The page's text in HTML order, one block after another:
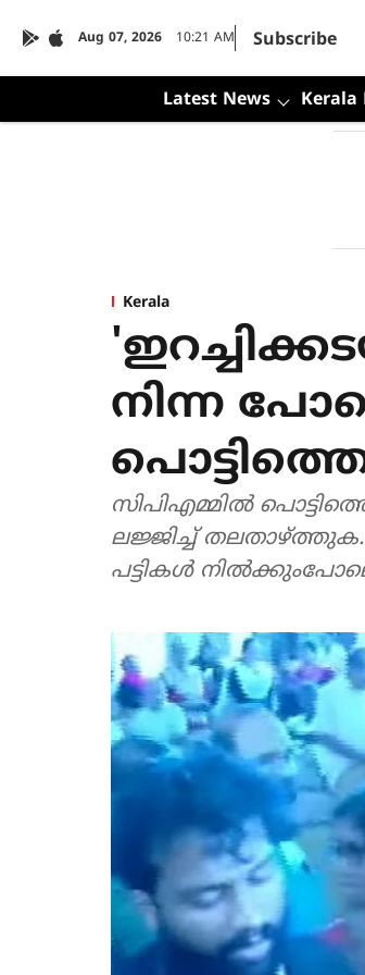
Aug 07, 2026 10:21 AM Subscribe
Latest News Kerala
Kerala
നിന്ന
സിപിഎമ്മില്‍
ലജ്ജിച്ച് തലതാഴ്ത്തുക.
പട്ടികള്‍